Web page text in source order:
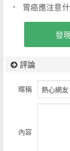
胃癌應注意
發
評論
暱稱
內容